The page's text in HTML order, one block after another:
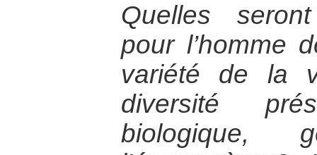
Quelles
pour l’homme
variété de la
diversité
biologique,